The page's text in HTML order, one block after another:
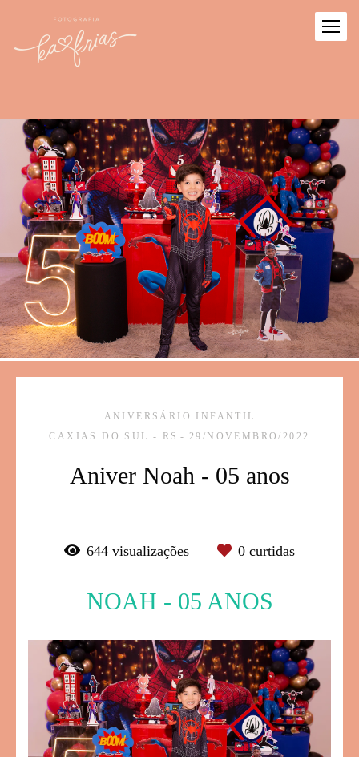
ANIVERSÁRIO INFANTIL
CAXIAS DO SUL - RS
29/NOVEMBRO/2022
Aniver Noah - 05 anos
644 visualizações 0 curtidas
NOAH - 05 ANOS